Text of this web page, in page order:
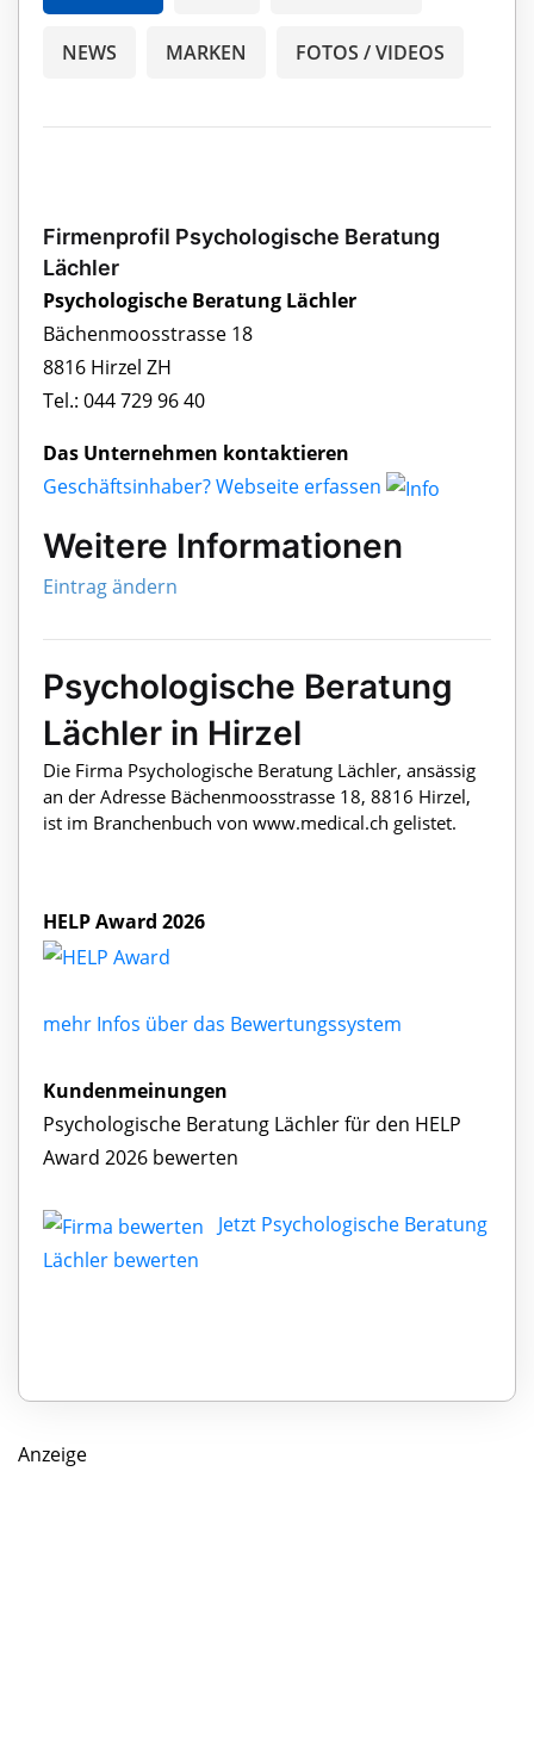
NEWS MARKEN FOTOS / VIDEOS
Firmenprofil Psychologische Beratung
Lächler
Psychologische Beratung Lächler
Bächenmoosstrasse 18
8816 Hirzel ZH
Tel.: 044 729 96 40
Das Unternehmen kontaktieren
Geschäftsinhaber? Webseite erfassen
Weitere Informationen
Eintrag ändern
Psychologische Beratung
Lächler in Hirzel
Die Firma Psychologische Beratung Lächler, ansässig
an der Adresse Bächenmoosstrasse 18, 8816 Hirzel,
ist im Branchenbuch von www.medical.ch gelistet.
HELP Award 2026
mehr Infos über das Bewertungssystem
Kundenmeinungen
Psychologische Beratung Lächler für den HELP
Award 2026 bewerten
Jetzt Psychologische Beratung
Lächler bewerten
Anzeige